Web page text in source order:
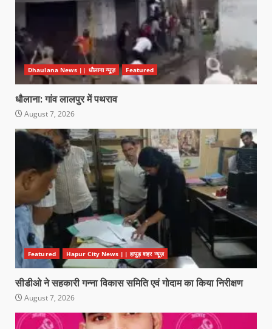
Dhaulana News || धौलाना न्यूज़ Featured
धौलाना: गांव लालपुर में पथराव
August 7, 2026
Featured Hapur City News || हापुड़ शहर न्यूज़
सीडीओ ने सहकारी गन्ना विकास समिति एवं गोदाम का किया निरीक्षण
August 7, 2026